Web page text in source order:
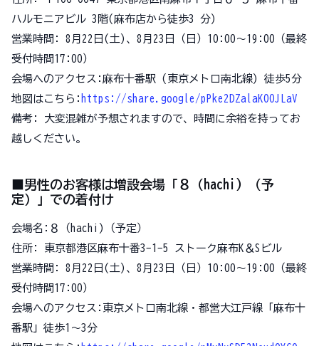
ハルモニアビル 3階(麻布店から徒歩3 分)
営業時間: 8月22日(土)、8月23日（日）10:00～19:00（最終
受付時間17:00）
会場へのアクセス:麻布十番駅 (東京メトロ南北線) 徒歩5分
地図はこちら: https://share.google/pPke2DZalaKOOJLaV
備考: 大変混雑が予想されますので、時間に余裕を持ってお
越しください。
■男性のお客様は増設会場「８（hachi) （予
定）」での着付け
会場名:８（hachi)（予定）
住所: 東京都港区麻布十番3-1-5 ストーク麻布K＆Sビル
営業時間: 8月22日(土)、8月23日（日）10:00～19:00（最終
受付時間17:00）
会場へのアクセス:東京メトロ南北線・都営大江戸線「麻布十
番駅」徒歩1〜3分